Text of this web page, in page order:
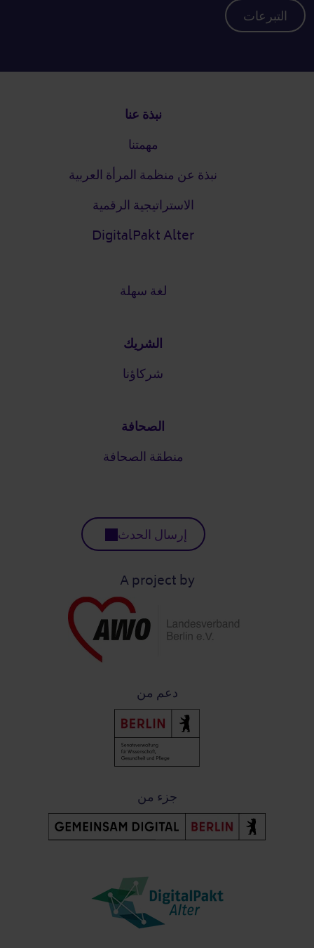
التبرعات
نبذة عنا
مهمتنا
نبذة عن منظمة المرأة العربية
الاستراتيجية الرقمية
DigitalPakt Alter
لغة سهلة
الشريك
شركاؤنا
الصحافة
منطقة الصحافة
إرسال الحدث
A project by
دعم من
جزء من